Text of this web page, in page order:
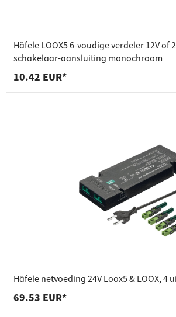
Häfele LOOX5 6-voudige verdeler 12V of
schakelaar-aansluiting monochroom
10.42 EUR*
Häfele netvoeding 24V Loox5 & LOOX, 4
69.53 EUR*